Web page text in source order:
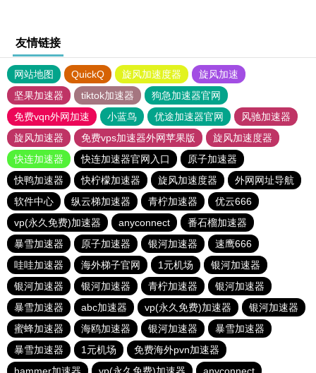
友情链接
网站地图 QuickQ 旋风加速度器
旋风加速
坚果加速器
tiktok加速器
狗急加速器官网
免费vqn外网加速
小蓝鸟 优途加速器官网
风驰加速器
旋风加速器
免费vps加速器外网苹果版
旋风加速度器
快连加速器
快连加速器官网入口
原子加速器
快鸭加速器
快柠檬加速器 旋风加速度器
外网网址导航
软件中心
纵云梯加速器 青柠加速器
优云666
vp(永久免费)加速器
anyconnect
番石榴加速器
暴雪加速器
原子加速器 银河加速器
速鹰666
哇哇加速器
海外梯子官网 1元机场
银河加速器
银河加速器
银河加速器 青柠加速器
银河加速器
暴雪加速器
abc加速器 vp(永久免费)加速器
银河加速器
蜜蜂加速器
海鸥加速器 银河加速器
暴雪加速器
暴雪加速器
1元机场
免费海外pvn加速器